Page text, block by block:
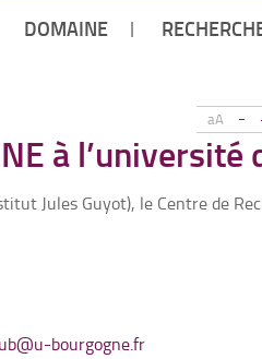
DOMAINE
aA -
à
Jules Guyot), le Centre de
bourgogne.fr